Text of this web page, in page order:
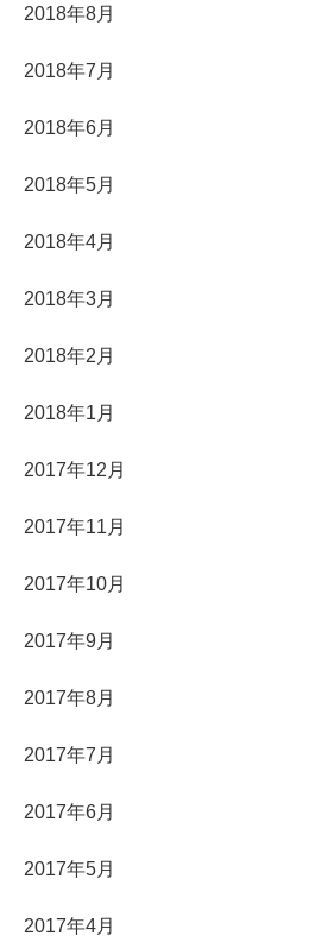
2018年8月
2018年7月
2018年6月
2018年5月
2018年4月
2018年3月
2018年2月
2018年1月
2017年12月
2017年11月
2017年10月
2017年9月
2017年8月
2017年7月
2017年6月
2017年5月
2017年4月